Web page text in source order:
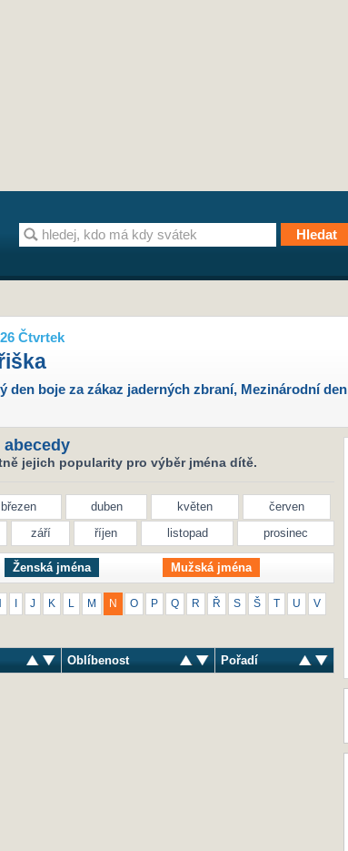
Čtvrtek
den boje za zákaz jaderných zbraní, Mezinárodní den
jejich popularity pro výběr jména dítě.
březen duben květen
červen
září říjen listopad prosinec
Ženská jména Mužská jména
J K M N O P Q R Ř S Š T U V
Oblíbenost Pořadí